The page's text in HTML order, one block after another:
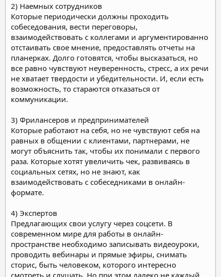
2) Наемных сотрудников
Которые периодически должны проходить
собеседования, вести переговоры,
взаимодействовать с коллегами и аргументированно
отстаивать свое мнение, предоставлять отчеты на
планерках. Долго готовятся, чтобы высказаться, но
все равно чувствуют неуверенность, стресс, а их речи
не хватает твердости и убедительности. И, если есть
возможность, то стараются отказаться от
коммуникации.
3) Фрилансеров и предпринимателей
Которые работают на себя, но не чувствуют себя на
равных в общении с клиентами, партнерами, не
могут объяснить так, чтобы их понимали с первого
раза. Которые хотят увеличить чек, развиваясь в
социальных сетях, но не знают, как
взаимодействовать с собеседниками в онлайн-
формате.
4) Экспертов
Предлагающих свои услугу через соцсети. В
современном мире для работы в онлайн-
пространстве необходимо записывать видеоуроки,
проводить вебинары и прямые эфиры, снимать
сторис, быть человеком, которого интересно
смотреть и слушать. Но при этом далеко не каждый